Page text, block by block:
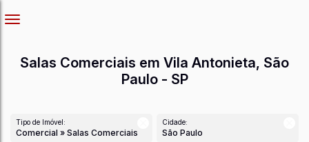
Salas Comerciais em Vila Antonieta, São
Paulo - SP
Tipo de Imóvel:
Comercial » Salas Comerciais
Cidade:
São Paulo